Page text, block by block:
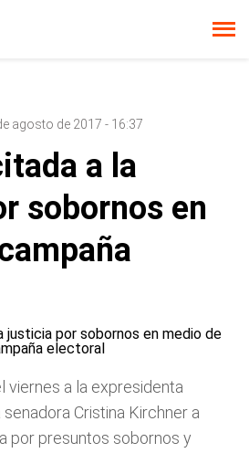
agosto de 2017 - 16:37
a la
sobornos en
viernes a la expresidenta
Cristina Kirchner a
por presuntos sobornos y